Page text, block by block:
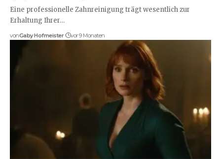
Eine professionelle Zahnreinigung trägt wesentlich zur
Erhaltung Ihrer…
vonGaby Hofmeister vor 9 Monaten